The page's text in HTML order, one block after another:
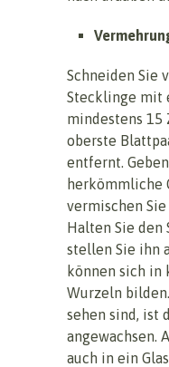
Schneiden Sie
Stecklinge mit
mindestens 15
oberste
entfernt.
herkömmliche
vermischen
Halten Sie den
stellen Sie ihn
können sich in
Wurzeln
sehen sind, ist
angewachsen.
auch in ein